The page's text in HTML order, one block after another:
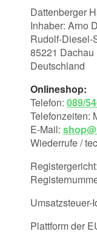
Dattenberger
Inhaber: Arno
Rudolf-Diesel-
85221 Dachau
Deutschland
Onlineshop:
Telefon: 089/
Telefonzeiten:
E-Mail:
Wiederrufe /
Plattform der